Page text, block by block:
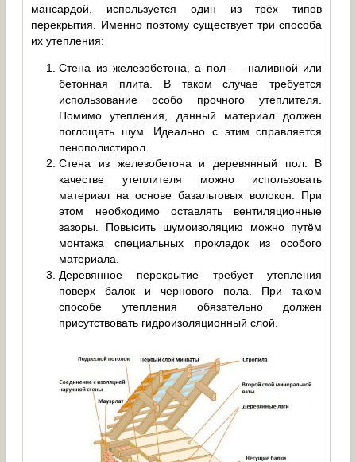
мансардой, используется один из трёх типов
перекрытия. Именно поэтому существует три способа
их утепления:
Стена из железобетона, а пол — наливной или
бетонная плита. В таком случае требуется
использование особо прочного утеплителя.
Помимо утепления, данный материал должен
поглощать шум. Идеально с этим справляется
пенополистирол.
Стена из железобетона и деревянный пол. В
качестве утеплителя можно использовать
материал на основе базальтовых волокон. При
этом необходимо оставлять вентиляционные
зазоры. Повысить шумоизоляцию можно путём
монтажа специальных прокладок из особого
материала.
Деревянное перекрытие требует утепления
поверх балок и чернового пола. При таком
способе утепления обязательно должен
присутствовать гидроизоляционный слой.